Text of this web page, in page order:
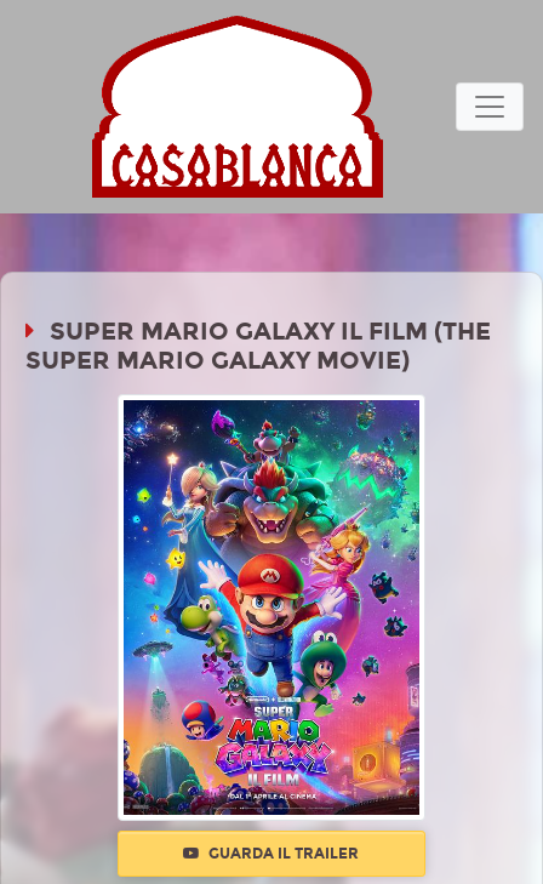
SUPER MARIO GALAXY IL FILM (THE
SUPER MARIO GALAXY MOVIE)
GUARDA IL TRAILER